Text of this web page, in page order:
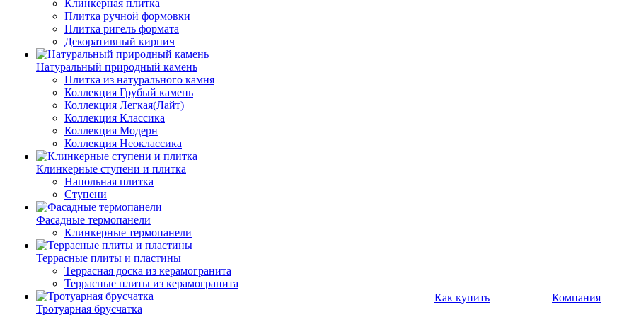
Клинкерная плитка
Плитка ручной формовки
Плитка ригель формата
Декоративный кирпич
Натуральный природный камень
Плитка из натурального камня
Коллекция Грубый камень
Коллекция Легкая(Лайт)
Коллекция Классика
Коллекция Модерн
Коллекция Неоклассика
Клинкерные ступени и плитка
Напольная плитка
Ступени
Фасадные термопанели
Клинкерные термопанели
Террасные плиты и пластины
Террасная доска из керамогранита
Террасные плиты из керамогранита
Тротуарная брусчатка
Как купить
Компания